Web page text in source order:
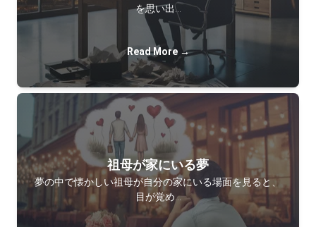
を思い出…
Read More →
祖母が家にいる夢
夢の中で懐かしい祖母が自分の家にいる場面を見ると、
目が覚め…